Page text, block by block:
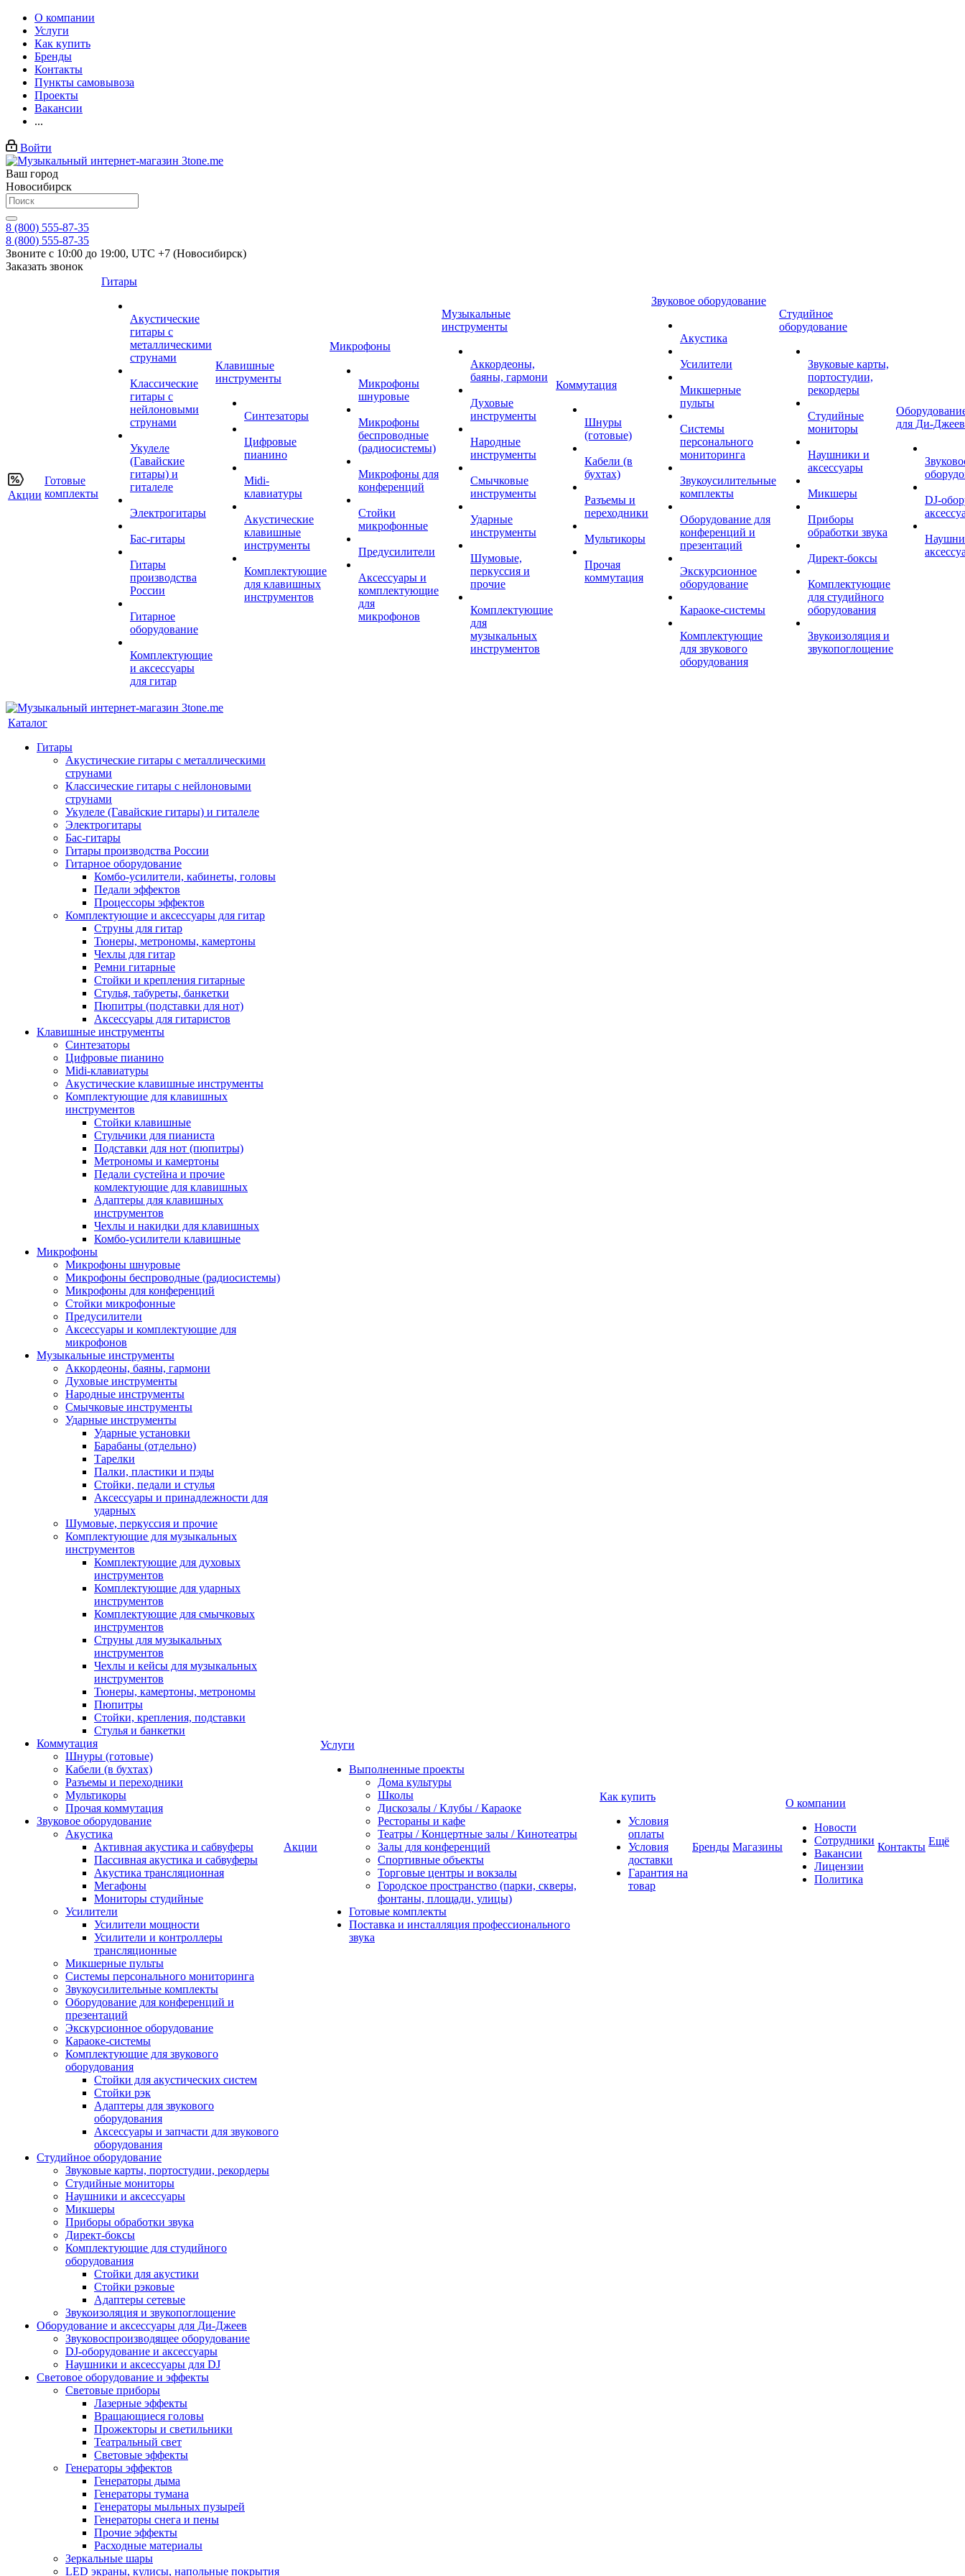
О компании
Услуги
Как купить
Бренды
Контакты
Пункты самовывоза
Проекты
Вакансии
...
Войти
Ваш город
Новосибирск
8 (800) 555-87-35
8 (800) 555-87-35
Звоните с 10:00 до 19:00, UTC +7 (Новосибирск)
Заказать звонок
Акции
Готовые
комплекты
Гитары
Акустические
гитары с
металлическими
струнами
Классические
гитары с
нейлоновыми
струнами
Укулеле
(Гавайские
гитары) и
гиталеле
Электрогитары
Бас-гитары
Гитары
производства
России
Гитарное
оборудование
Комплектующие
и аксессуары
для гитар
Клавишные
инструменты
Синтезаторы
Цифровые
пианино
Midi-
клавиатуры
Акустические
клавишные
инструменты
Комплектующие
для клавишных
инструментов
Микрофоны
Микрофоны
шнуровые
Микрофоны
беспроводные
(радиосистемы)
Микрофоны для
конференций
Стойки
микрофонные
Предусилители
Аксессуары и
комплектующие
для
микрофонов
Музыкальные
инструменты
Аккордеоны,
баяны, гармони
Духовые
инструменты
Народные
инструменты
Смычковые
инструменты
Ударные
инструменты
Шумовые,
перкуссия и
прочие
Комплектующие
для
музыкальных
инструментов
Коммутация
Шнуры
(готовые)
Кабели (в
бухтах)
Разъемы и
переходники
Мультикоры
Прочая
коммутация
Звуковое оборудование
Акустика
Усилители
Микшерные
пульты
Системы
персонального
мониторинга
Звукоусилительные
комплекты
Оборудование для
конференций и
презентаций
Экскурсионное
оборудование
Караоке-системы
Комплектующие
для звукового
оборудования
Студийное
оборудование
Звуковые карты,
портостудии,
рекордеры
Студийные
мониторы
Наушники и
аксессуары
Микшеры
Приборы
обработки звука
Директ-боксы
Комплектующие
для студийного
оборудования
Звукоизоляция и
звукопоглощение
для Ди-Джеев
DJ-
Каталог
Гитары
Акустические гитары с металлическими
струнами
Классические гитары с нейлоновыми
струнами
Укулеле (Гавайские гитары) и гиталеле
Электрогитары
Бас-гитары
Гитары производства России
Гитарное оборудование
Комбо-усилители, кабинеты, головы
Педали эффектов
Процессоры эффектов
Комплектующие и аксессуары для гитар
Струны для гитар
Тюнеры, метрономы, камертоны
Чехлы для гитар
Ремни гитарные
Стойки и крепления гитарные
Стулья, табуреты, банкетки
Пюпитры (подставки для нот)
Аксессуары для гитаристов
Клавишные инструменты
Синтезаторы
Цифровые пианино
Midi-клавиатуры
Акустические клавишные инструменты
Комплектующие для клавишных
инструментов
Стойки клавишные
Стульчики для пианиста
Подставки для нот (пюпитры)
Метрономы и камертоны
Педали сустейна и прочие
комлектующие для клавишных
Адаптеры для клавишных
инструментов
Чехлы и накидки для клавишных
Комбо-усилители клавишные
Микрофоны
Микрофоны шнуровые
Микрофоны беспроводные (радиосистемы)
Микрофоны для конференций
Стойки микрофонные
Предусилители
Аксессуары и комплектующие для
микрофонов
Музыкальные инструменты
Аккордеоны, баяны, гармони
Духовые инструменты
Народные инструменты
Смычковые инструменты
Ударные инструменты
Ударные установки
Барабаны (отдельно)
Тарелки
Палки, пластики и пэды
Стойки, педали и стулья
Аксессуары и принадлежности для
ударных
Шумовые, перкуссия и прочие
Комплектующие для музыкальных
инструментов
Комплектующие для духовых
инструментов
Комплектующие для ударных
инструментов
Комплектующие для смычковых
инструментов
Струны для музыкальных
инструментов
Чехлы и кейсы для музыкальных
инструментов
Тюнеры, камертоны, метрономы
Пюпитры
Стойки, крепления, подставки
Стулья и банкетки
Коммутация
Шнуры (готовые)
Кабели (в бухтах)
Разъемы и переходники
Мультикоры
Прочая коммутация
Звуковое оборудование
Акустика
Активная акустика и сабвуферы
Пассивная акустика и сабвуферы
Акустика трансляционная
Мегафоны
Мониторы студийные
Усилители
Усилители мощности
Усилители и контроллеры
трансляционные
Микшерные пульты
Системы персонального мониторинга
Звукоусилительные комплекты
Оборудование для конференций и
презентаций
Экскурсионное оборудование
Караоке-системы
Комплектующие для звукового
оборудования
Стойки для акустических систем
Стойки рэк
Адаптеры для звукового
оборудования
Аксессуары и запчасти для звукового
оборудования
Студийное оборудование
Звуковые карты, портостудии, рекордеры
Студийные мониторы
Наушники и аксессуары
Микшеры
Приборы обработки звука
Директ-боксы
Комплектующие для студийного
оборудования
Стойки для акустики
Стойки рэковые
Адаптеры сетевые
Звукоизоляция и звукопоглощение
Оборудование и аксессуары для Ди-Джеев
Звуковоспроизводящее оборудование
DJ-оборудование и аксессуары
Наушники и аксессуары для DJ
Световое оборудование и эффекты
Световые приборы
Лазерные эффекты
Вращающиеся головы
Прожекторы и светильники
Театральный свет
Световые эффекты
Генераторы эффектов
Генераторы дыма
Генераторы тумана
Генераторы мыльных пузырей
Генераторы снега и пены
Прочие эффекты
Расходные материалы
Зеркальные шары
LED экраны, кулисы, напольные покрытия
Акции
Услуги
Выполненные проекты
Дома культуры
Школы
Дискозалы / Клубы / Караоке
Рестораны и кафе
Театры / Концертные залы / Кинотеатры
Залы для конференций
Спортивные объекты
Торговые центры и вокзалы
Городское пространство (парки, скверы,
фонтаны, площади, улицы)
Готовые комплекты
Поставка и инсталляция профессионального
звука
Как купить
Условия
оплаты
Условия
доставки
Гарантия на
товар
Бренды Магазины
О компании
Новости
Сотрудники
Вакансии
Лицензии
Политика
Контакты Ещё